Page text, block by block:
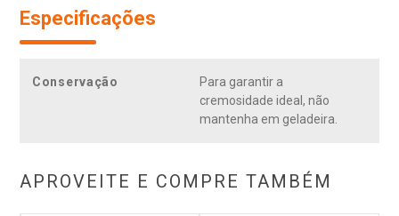
Especificações
Conservação
Para garantir a
cremosidade ideal, não
mantenha em geladeira.
APROVEITE E COMPRE TAMBÉM